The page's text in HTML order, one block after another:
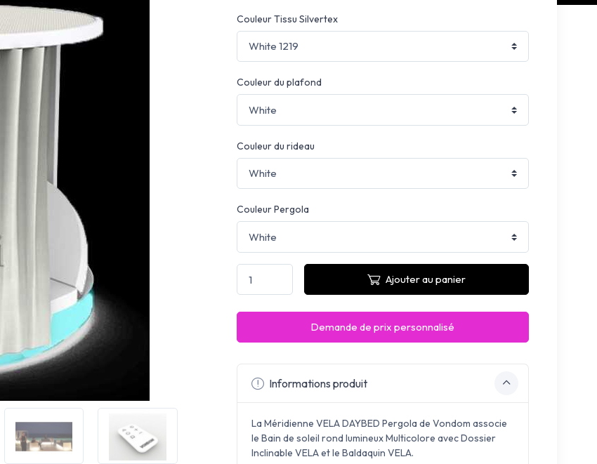
Couleur Tissu Silvertex
Couleur du plafond
Couleur du rideau
Couleur Pergola
Ajouter au panier
Demande de prix personnalisé
Informations produit
La Méridienne VELA DAYBED Pergola de Vondom associe
le Bain de soleil rond lumineux Multicolore avec Dossier
Inclinable VELA et le Baldaquin VELA.